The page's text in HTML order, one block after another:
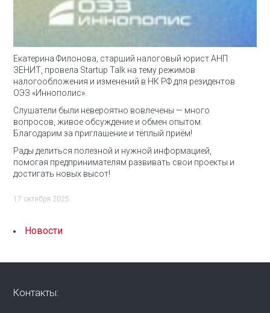
Екатерина Филонова, старший налоговый юрист АНП
ЗЕНИТ, провела Startup Talk на тему режимов
налогообложения и изменений в НК РФ для резидентов
ОЭЗ «Иннополис».
Слушатели были невероятно вовлечены — много
вопросов, живое обсуждение и обмен опытом.
Благодарим за приглашение и тёплый приём!
Рады делиться полезной и нужной информацией,
помогая предпринимателям развивать свои проекты и
достигать новых высот!
17 октября 2025
Новости
Контакты: